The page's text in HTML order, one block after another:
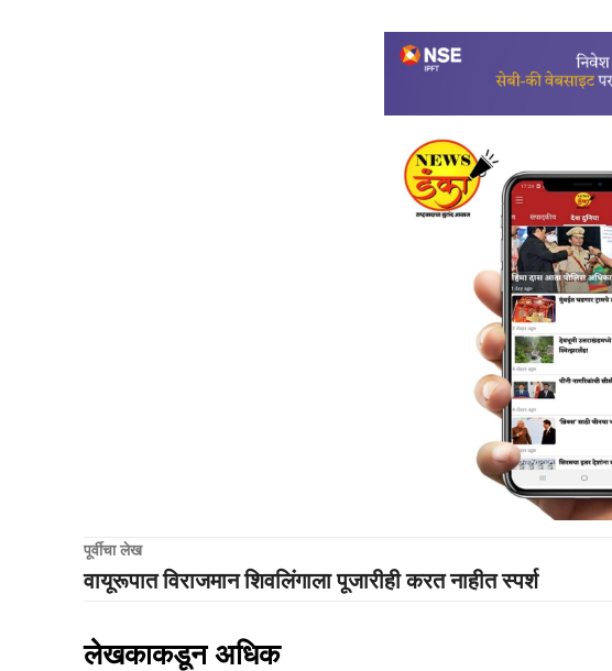
पूर्वीचा लेख
वायूरूपात विराजमान शिवलिंगाला पूजारीही करत नाहीत स्पर्श
लेखकाकडून अधिक